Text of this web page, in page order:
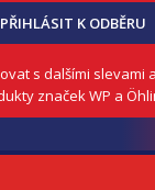
PŘIHLÁSIT K ODBĚRU
s dalšími slevami
značek WP a